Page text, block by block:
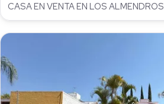
CASA EN VENTA EN LOS ALMENDROS